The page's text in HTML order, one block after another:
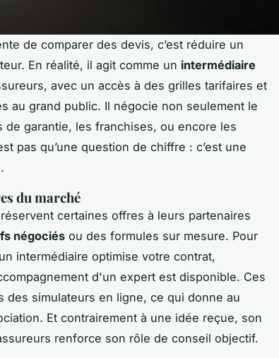
de comparer des devis, c’est réduire un
En réalité, il agit comme un intermédiaire
avec un accès à des grilles tarifaires et
au grand public. Il négocie non seulement le
de garantie, les franchises, ou encore les
pas qu’une question de chiffre : c’est une
du marché
certaines offres à leurs partenaires
négociés ou des formules sur mesure. Pour
intermédiaire optimise votre contrat,
d'un expert est disponible. Ces
des simulateurs en ligne, ce qui donne au
Et contrairement à une idée reçue, son
renforce son rôle de conseil objectif.